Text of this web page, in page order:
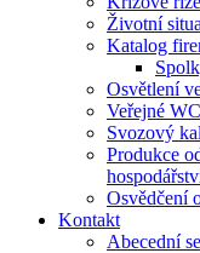
Životní
Katalog
Osvětlení
Veřejné WC
Svozový
Produkce
Osvědčení
Kontakt
Abecední